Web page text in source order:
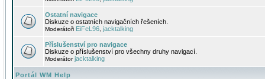
Ostatní navigace
Diskuze o ostatních navigačních řešeních.
Moderátoři EiFeL96 jacktalking
Příslušenství pro navigace
Diskuze o příslušenství pro všechny druhy navigací.
Moderátorjacktalking
Portál WM Help